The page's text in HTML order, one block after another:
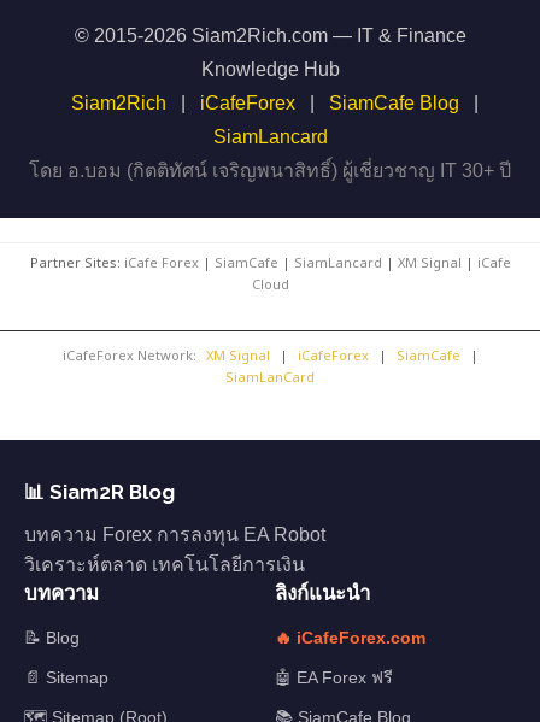
© 2015-2026 Siam2Rich.com — IT & Finance
Knowledge Hub
Siam2Rich
iCafeForex SiamCafe Blog
SiamLancard
โดย อ.บอม (กิตติทัศน์ เจริญพนาสิทธิ์) ผู้เชี่ยวชาญ IT 30+ ปี
Partner Sites: iCafe Forex| SiamCafe | SiamLancard | XM Signal | iCafe
Cloud
iCafeForex Network: XM Signal | iCafeForex | SiamCafe
|
SiamLanCard
📊 Siam2R Blog
บทความ Forex การลงทุน EA Robot
วิเคราะห์ตลาด เทคโนโลยีการเงิน
บทความ
📝 Blog
📄 Sitemap
🗺️ Sitemap (Root)
ลิงก์แนะนำ
🔥 iCafeForex.com
🤖 EA Forex ฟรี
📚 SiamCafe Blog